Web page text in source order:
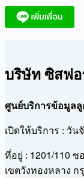
บริษัท ซิสฟอ
ศูนย์บริการข้อมูล
เปิดให้บริการ : วัน
ที่อยู่ : 1201/110 ซ
เขตวังทองหลาง ก